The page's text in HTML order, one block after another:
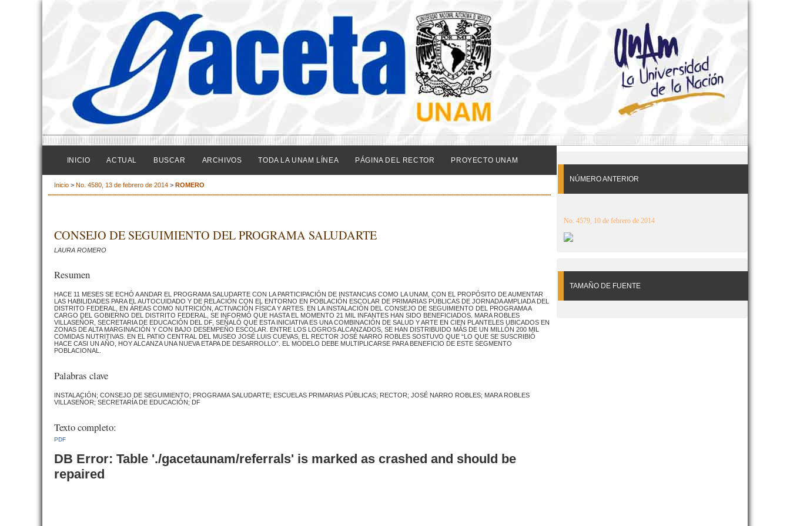
NÚMERO ANTERIOR
No. 4579, 10 de febrero de 2014
TAMAÑO DE FUENTE
INICIO ACTUAL BUSCAR ARCHIVOS TODA LA UNAM LÍNEA PÁGINA DEL RECTOR PROYECTO UNAM
Inicio > No. 4580, 13 de febrero de 2014 > ROMERO
CONSEJO DE SEGUIMIENTO DEL PROGRAMA SALUDARTE
LAURA ROMERO
Resumen
HACE 11 MESES SE ECHÓ A ANDAR EL PROGRAMA SALUDARTE CON LA PARTICIPACIÓN DE INSTANCIAS COMO LA UNAM, CON EL PROPÓSITO DE AUMENTAR
LAS HABILIDADES PARA EL AUTOCUIDADO Y DE RELACIÓN CON EL ENTORNO EN POBLACIÓN ESCOLAR DE PRIMARIAS PÚBLICAS DE JORNADA AMPLIADA DEL
DISTRITO FEDERAL, EN ÁREAS COMO NUTRICIÓN, ACTIVACIÓN FÍSICA Y ARTES. EN LA INSTALACIÓN DEL CONSEJO DE SEGUIMIENTO DEL PROGRAMA A
CARGO DEL GOBIERNO DEL DISTRITO FEDERAL, SE INFORMÓ QUE HASTA EL MOMENTO 21 MIL INFANTES HAN SIDO BENEFICIADOS. MARA ROBLES
VILLASEÑOR, SECRETARIA DE EDUCACIÓN DEL DF, SEÑALÓ QUE ESTA INICIA­TIVA ES UNA COMBINACIÓN DE SALUD Y ARTE EN CIEN PLANTELES UBICADOS EN
ZONAS DE ALTA MARGINACIÓN Y CON BAJO DESEMPEÑO ESCOLAR. ENTRE LOS LOGROS ALCANZADOS, SE HAN DISTRIBUIDO MÁS DE UN MILLÓN 200 MIL
COMIDAS NUTRITIVAS. EN EL PATIO CENTRAL DEL MUSEO JOSÉ LUIS CUEVAS, EL RECTOR JOSÉ NARRO ROBLES SOSTUVO QUE “LO QUE SE SUSCRIBIÓ
HACE CASI UN AÑO, HOY ALCANZA UNA NUEVA ETAPA DE DESARROLLO”. EL MODELO DEBE MULTIPLICARSE PARA BENEFICIO DE ESTE SEGMENTO
POBLACIONAL.
Palabras clave
INSTALACIÓN; CONSEJO DE SEGUIMIENTO; PROGRAMA SALUDARTE; ESCUELAS PRIMARIAS PÚBLICAS; RECTOR; JOSÉ NARRO ROBLES; MARA ROBLES
VILLASEÑOR; SECRETARÍA DE EDUCACIÓN; DF
Texto completo:
PDF
DB Error: Table './gacetaunam/referrals' is marked as crashed and should be
repaired